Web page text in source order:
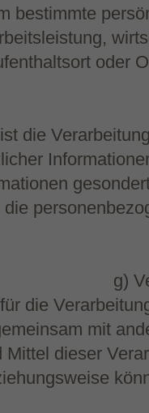
bestimmte
oder
die
g)
die
mit
dieser